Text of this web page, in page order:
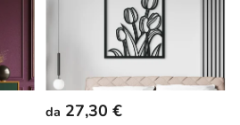
da 27,30 €